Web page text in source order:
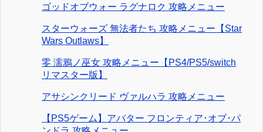
ゴッドオブウォー ラグナロク 攻略メニュー
スターウォーズ 無法者たち 攻略メニュー【Star
Wars Outlaws】
零 濡鴉ノ巫女 攻略メニュー【PS4/PS5/switch
リマスター版】
アサシンクリード ヴァルハラ 攻略メニュー
【PS5ゲーム】アバター フロンティア･オブ･パ